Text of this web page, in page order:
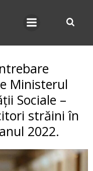
Ministerul
Sociale –
străini în
2022.